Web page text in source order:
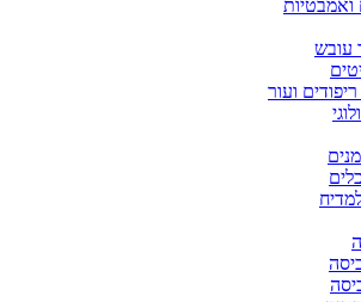
ואמבטיות
עובש
ועור